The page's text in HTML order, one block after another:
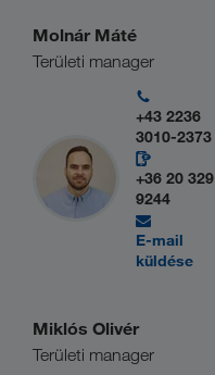
Molnár Máté
Területi manager
+43 2236
3010-2373
+36 20 329
9244
E-mail
küldése
Miklós Olivér
Területi manager